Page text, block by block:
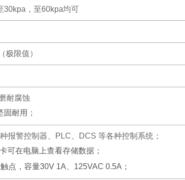
30kpa，至60kpa均可
限值）
耐腐蚀
耐用；
警控制器、PLC、DCS 等各种控制系统；
可在电脑上查看存储数据；
点，容量30V 1A、125VAC 0.5A；